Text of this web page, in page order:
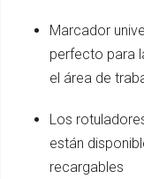
Marcador
perfecto para
el área de
Los
están
recargables